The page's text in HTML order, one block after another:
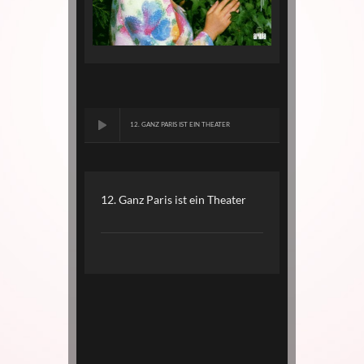
12. GANZ PARIS IST EIN THEATER
12. Ganz Paris ist ein Theater